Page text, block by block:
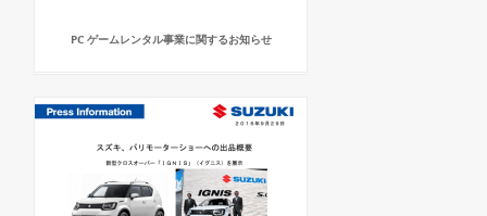
PC ゲームレンタル事業に関するお知らせ